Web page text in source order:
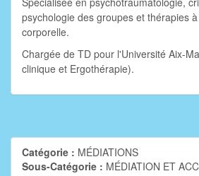
psychologie des groupes et thérapies
corporelle.
Chargée de TD pour l'Université Aix-
clinique et Ergothérapie).
Catégorie : MÉDIATIONS
Sous-Catégorie : MÉDIATION ET